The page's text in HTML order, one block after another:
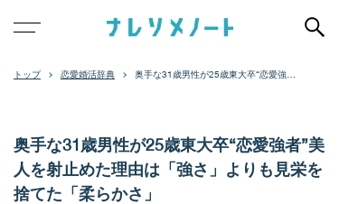
恋愛婚活辞典
奥手な31歳男性が25歳東大卒“恋愛強
奥手な31歳男性が25歳東大卒“恋愛強者”美
人を射止めた理由は「強さ」よりも見栄を
捨てた「柔らかさ」